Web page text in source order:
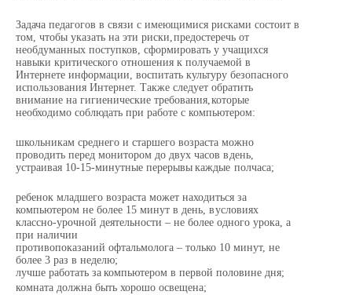
Задача педагогов в связи с имеющимися рисками состоит в
том, чтобы указать на эти риски, предостеречь от
необдуманных поступков, сформировать у учащихся
навыки критического отношения к получаемой в
Интернете информации, воспитать культуру безопасного
использования Интернет. Также следует обратить
внимание на гигиенические требования, которые
необходимо соблюдать при работе с компьютером:
школьникам среднего и старшего возраста можно
проводить перед монитором до двух часов в день,
устраивая 10-15-минутные перерывы каждые полчаса;
ребенок младшего возраста может находиться за
компьютером не более 15 минут в день, вусловиях
классно-урочной деятельности – не более одного урока, а
при наличии
противопоказаний офтальмолога – только 10 минут, не
более 3 раз в неделю;
лучше работать за компьютером в первой половине дня;
комната должна быть хорошо освещена;